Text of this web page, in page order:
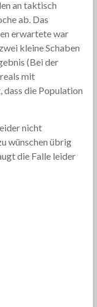
an taktisch
ab. Das
erwartete war
kleine Schaben
(Bei der
mit
die Population
nicht
wünschen übrig
die Falle leider